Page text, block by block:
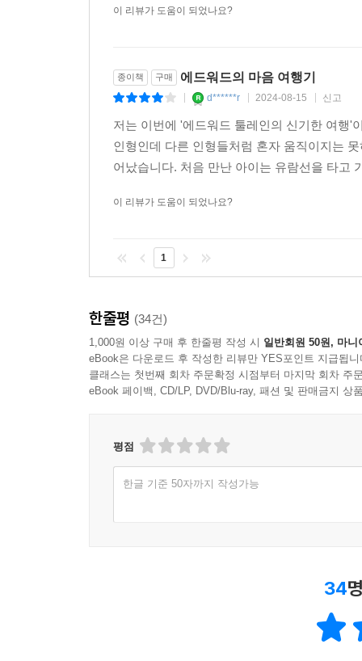
이 리뷰가 도움이 되었나요?
종이책 구매 에드워드의 마음 여행기
d******r 2024-08-15 신고
저는 이번에 '에드워드 툴레인의 신기한 여행'
인형인데 다른 인형들처럼 혼자 움직이지는
어났습니다. 처음 만난 아이는 유람선을 타고
이 리뷰가 도움이 되었나요?
1
한줄평 (34건)
1,000원 이상 구매 후 한줄평 작성 시 일반회원 50원, 마니
eBook은 다운로드 후 작성한 리뷰만 YES포인트 지급됩니
클래스는 첫번째 회차 주문확정 시점부터 마지막 회차 주
eBook 페이백, CD/LP, DVD/Blu-ray, 패션 및 판매금지 상
평점
한글 기준 50자까지 작성가능
34